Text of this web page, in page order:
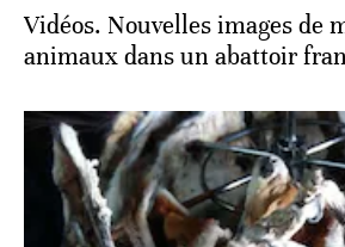
Vidéos. Nouvelles images de
animaux dans un abattoir